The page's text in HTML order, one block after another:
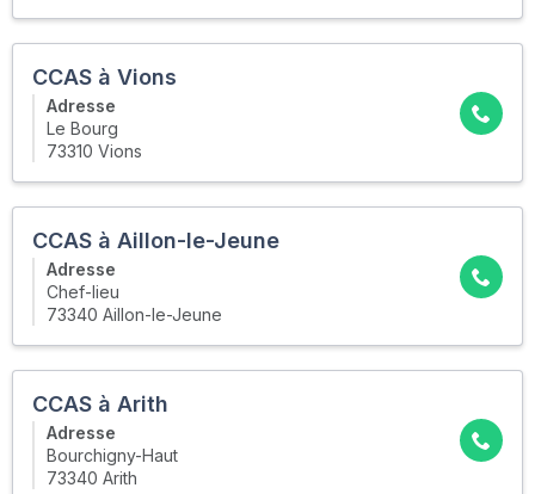
CCAS à Vions
Adresse
Le Bourg
73310 Vions
CCAS à Aillon-le-Jeune
Adresse
Chef-lieu
73340 Aillon-le-Jeune
CCAS à Arith
Adresse
Bourchigny-Haut
73340 Arith